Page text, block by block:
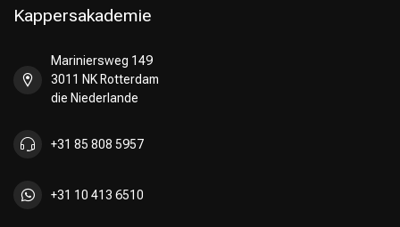
Kappersakademie
Mariniersweg 149
3011 NK Rotterdam
die Niederlande
+31 85 808 5957
+31 10 413 6510